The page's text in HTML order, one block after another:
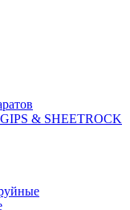
& SHEETROCK